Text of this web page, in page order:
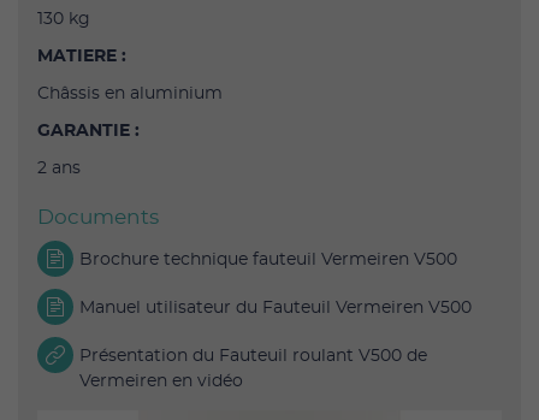
130 kg
MATIERE :
Châssis en aluminium
GARANTIE :
2 ans
Documents
Brochure technique fauteuil Vermeiren V500
Manuel utilisateur du Fauteuil Vermeiren V500
Présentation du Fauteuil roulant V500 de
Vermeiren en vidéo